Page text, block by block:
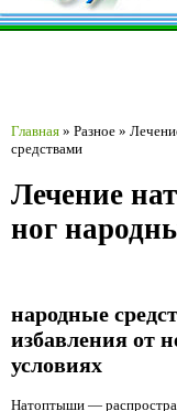
Главная » Разное »
средствами
Лечение
ног
народные
избавления от
условиях
Натоптыши —